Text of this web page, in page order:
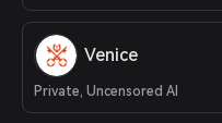
Venice
Private, Uncensored AI